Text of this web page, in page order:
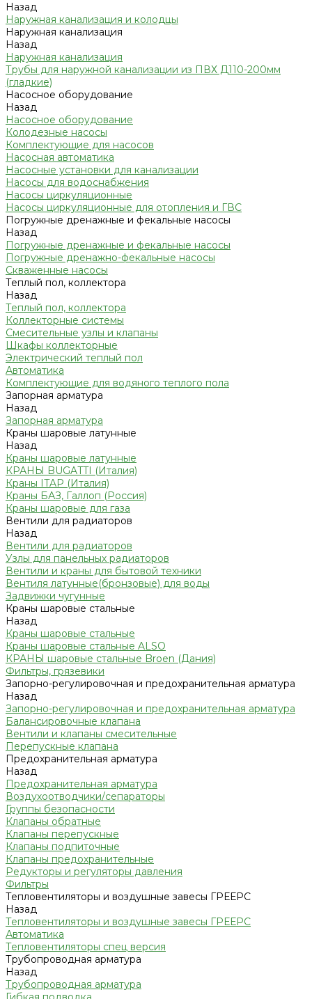
Назад
Наружная канализация и колодцы
Наружная канализация
Назад
Наружная канализация
Трубы для наружной канализации из ПВХ Д110-200мм
(гладкие)
Насосное оборудование
Назад
Насосное оборудование
Колодезные насосы
Комплектующие для насосов
Насосная автоматика
Насосные установки для канализации
Насосы для водоснабжения
Насосы циркуляционные
Насосы циркуляционные для отопления и ГВС
Погружные дренажные и фекальные насосы
Назад
Погружные дренажные и фекальные насосы
Погружные дренажно-фекальные насосы
Скваженные насосы
Теплый пол, коллектора
Назад
Теплый пол, коллектора
Коллекторные системы
Смесительные узлы и клапаны
Шкафы коллекторные
Электрический теплый пол
Автоматика
Комплектующие для водяного теплого пола
Запорная арматура
Назад
Запорная арматура
Краны шаровые латунные
Назад
Краны шаровые латунные
КРАНЫ BUGATTI (Италия)
Краны ITAP (Италия)
Краны БАЗ, Галлоп (Россия)
Краны шаровые для газа
Вентили для радиаторов
Назад
Вентили для радиаторов
Узлы для панельных радиаторов
Вентили и краны для бытовой техники
Вентиля латунные(бронзовые) для воды
Задвижки чугунные
Краны шаровые стальные
Назад
Краны шаровые стальные
Краны шаровые стальные ALSO
КРАНЫ шаровые стальные Broen (Дания)
Фильтры, грязевики
Запорно-регулировочная и предохранительная арматура
Назад
Запорно-регулировочная и предохранительная арматура
Балансировочные клапана
Вентили и клапаны смесительные
Перепускные клапана
Предохранительная арматура
Назад
Предохранительная арматура
Воздухоотводчики/сепараторы
Группы безопасности
Клапаны обратные
Клапаны перепускные
Клапаны подпиточные
Клапаны предохранительные
Редукторы и регуляторы давления
Фильтры
Тепловентиляторы и воздушные завесы ГРЕЕРС
Назад
Тепловентиляторы и воздушные завесы ГРЕЕРС
Автоматика
Тепловентиляторы спец версия
Трубопроводная арматура
Назад
Трубопроводная арматура